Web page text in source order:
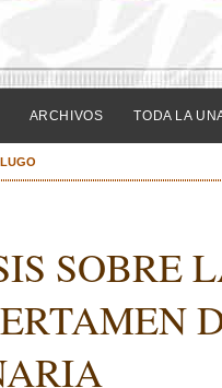
ARCHIVOS TODA LA
LUGO
SOBRE